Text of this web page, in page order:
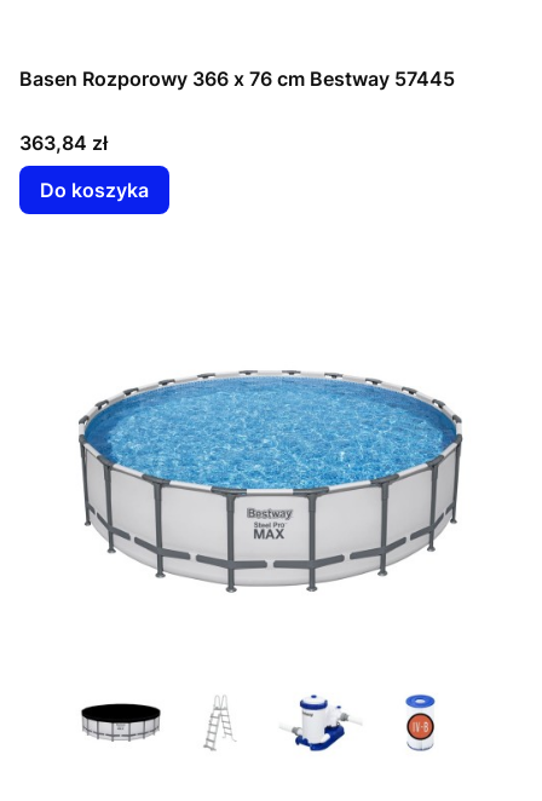
Basen Rozporowy 366 x 76 cm Bestway 57445
Cena
363,84 zł
Do koszyka